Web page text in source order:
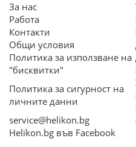
За нас
Работа
Контакти
Общи условия
Политика за използване на
"бисквитки"
Политика за сигурност на
личните данни
service@helikon.bg
Helikon.bg във Facebook